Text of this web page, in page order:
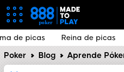
Poker Blog Aprende
Reina de picas Reina de